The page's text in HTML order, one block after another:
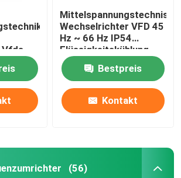
Wechselrichter VFD 45
Hz ~ 66 Hz IP54
Flüssigkeitskühlung
Bestpreis
Kontakt
(56)